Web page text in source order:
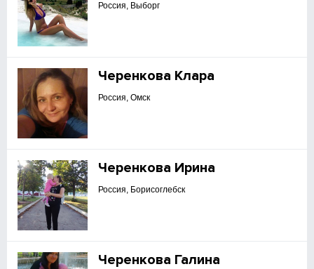
Россия, Выборг
Черенкова Клара
Россия, Омск
Черенкова Ирина
Россия, Борисоглебск
Черенкова Галина